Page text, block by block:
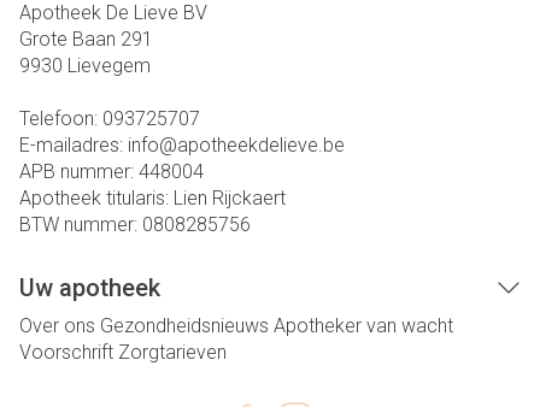
Apotheek De Lieve BV
Grote Baan 291
9930 Lievegem
Telefoon: 093725707
E-mailadres: info@apotheekdelieve.be
APB nummer: 448004
Apotheek titularis: Lien Rijckaert
BTW nummer: 0808285756
Uw apotheek
Over ons Gezondheidsnieuws Apotheker van wacht
Voorschrift Zorgtarieven